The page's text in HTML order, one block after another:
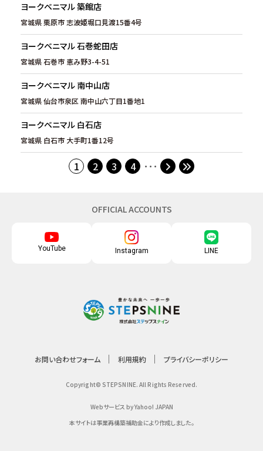
ヨークベニマル 築館店
宮城県 栗原市 志波姫堀口見渡15番4号
ヨークベニマル 石巻蛇田店
宮城県 石巻市 恵み野3-4-51
ヨークベニマル 南中山店
宮城県 仙台市泉区 南中山六丁目1番地1
ヨークベニマル 白石店
宮城県 白石市 大手町1番12号
1 2 3 4
OFFICIAL ACCOUNTS
YouTube Instagram LINE
お問い合わせフォーム 利用規約 プライバシーポリシー
Copyright© STEPSNINE. All Rights Reserved.
Webサービス by Yahoo! JAPAN
本サイトは事業再構築補助金により作成しました。